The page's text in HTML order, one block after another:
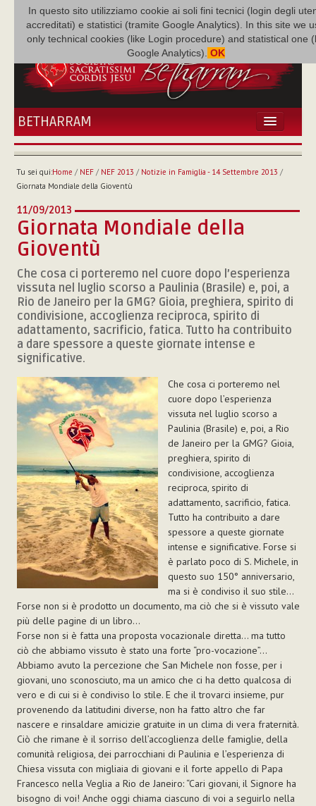
In questo sito utilizziamo cookie ai soli fini tecnici (login degli
accreditati) e statistici (tramite Google Analytics). In this site we
only technical cookies (like Login procedure) and statistical one
Google Analytics). OK
BETHARRAM
HOME
BÉTHARRAM
MISSIONE
NEF
MEDIATECA
P. AUGUSTO ETCHECOPAR
Tu sei qui:Home / NEF/ NEF 2013 / Notizie in Famiglia - 14 Settembre 2013 /
Giornata Mondiale della Gioventù
11/09/2013
Giornata Mondiale della
Gioventù
Che cosa ci porteremo nel cuore dopo l’esperienza
vissuta nel luglio scorso a Paulinia (Brasile) e, poi, a
Rio de Janeiro per la GMG? Gioia, preghiera, spirito di
condivisione, accoglienza reciproca, spirito di
adattamento, sacrificio, fatica. Tutto ha contribuito
a dare spessore a queste giornate intense e
significative.
Che cosa ci porteremo nel
cuore dopo l’esperienza
vissuta nel luglio scorso a
Paulinia (Brasile) e, poi, a Rio
de Janeiro per la GMG? Gioia,
preghiera, spirito di
condivisione, accoglienza
reciproca, spirito di
adattamento, sacrificio, fatica.
Tutto ha contribuito a dare
spessore a queste giornate
intense e significative. Forse si
è parlato poco di S. Michele, in
questo suo 150° anniversario,
ma si è condiviso il suo stile...
Forse non si è prodotto un documento, ma ciò che si è vissuto vale
più delle pagine di un libro...
Forse non si è fatta una proposta vocazionale diretta... ma tutto
ciò che abbiamo vissuto è stato una forte “pro-vocazione”...
Abbiamo avuto la percezione che San Michele non fosse, per i
giovani, uno sconosciuto, ma un amico che ci ha detto qualcosa di
vero e di cui si è condiviso lo stile. E che il trovarci insieme, pur
provenendo da latitudini diverse, non ha fatto altro che far
nascere e rinsaldare amicizie gratuite in un clima di vera fraternità.
Ciò che rimane è il sorriso dell’accoglienza delle famiglie, della
comunità religiosa, dei parrocchiani di Paulinia e l’esperienza di
Chiesa vissuta con migliaia di giovani e il forte appello di Papa
Francesco nella Veglia a Rio de Janeiro: “Cari giovani, il Signore ha
bisogno di voi! Anche oggi chiama ciascuno di voi a seguirlo nella